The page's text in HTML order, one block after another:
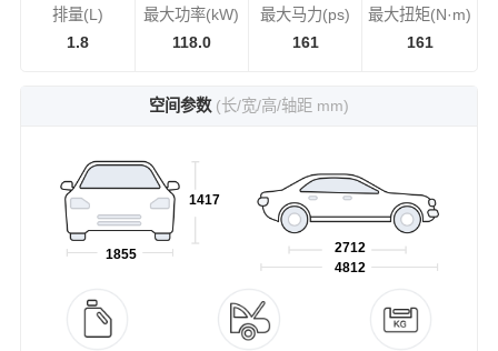
排量(L)
1.8
最大功率(kW)
118.0
最大马力(ps)
161
最大扭矩(N·m)
161
空间参数 (长/宽/高/轴距 mm)
1855
1417
4812
2712